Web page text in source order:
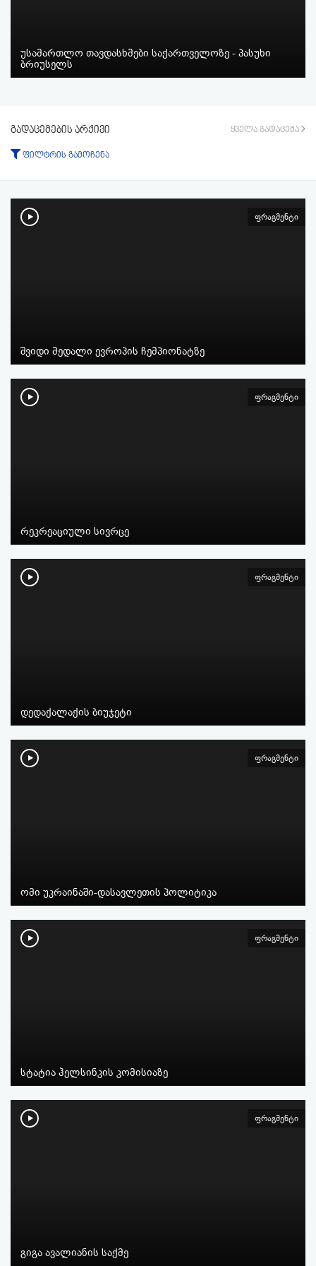
უსამართლო თავდასხმები საქართველოზე - პასუხი
ბრიუსელს
გადაცემების არქივი ყველა გადაცემა
ფილტრის გამოჩენა
ტიპი:
ყველა გადაცემა ფრაგმენტი
პერიოდი:
ფრაგმენტი
შვიდი მედალი ევროპის ჩემპიონატზე
ფრაგმენტი
რეკრეაციული სივრცე
ფრაგმენტი
დედაქალაქის ბიუჯეტი
ფრაგმენტი
ომი უკრაინაში-დასავლეთის პოლიტიკა
ფრაგმენტი
სტატია ჰელსინკის კომისიაზე
ფრაგმენტი
გიგა ავალიანის საქმე